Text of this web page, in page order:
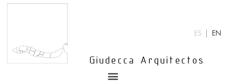
Skip
Giudecca Arquitectos
ES EN
Menu